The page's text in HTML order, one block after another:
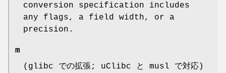
conversion specification includes
any flags, a field width, or a
precision.
m
(glibc での拡張; uClibc と musl で対応)